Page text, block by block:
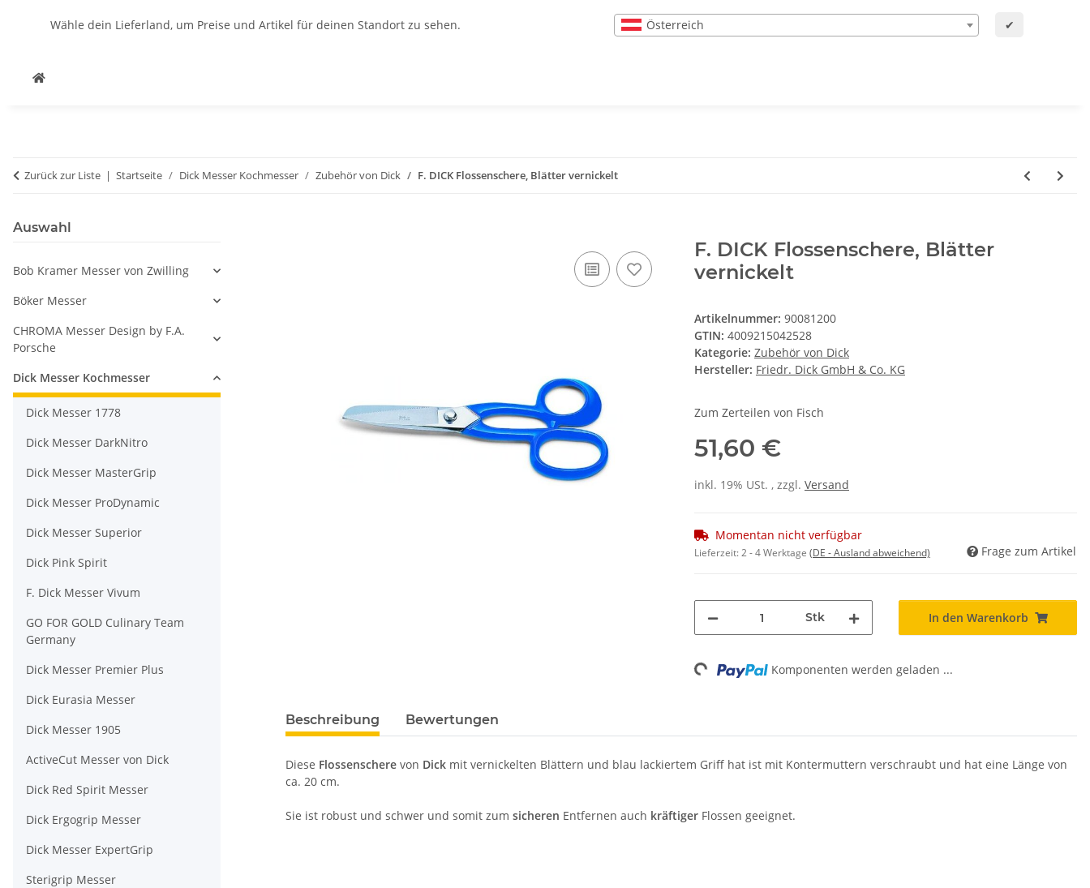
Wähle dein Lieferland, um Preise und Artikel für deinen Standort zu sehen. Österreich ✔
Zurück zur Liste Startseite Dick Messer Kochmesser Zubehör von Dick F. DICK Flossenschere, Blätter vernickelt
F. DICK Flossenschere, Blätter
vernickelt
Artikelnummer: 90081200
GTIN: 4009215042528
Kategorie: Zubehör von Dick
Hersteller: Friedr. Dick GmbH & Co. KG
Zum Zerteilen von Fisch
51,60 €
inkl. 19% USt. , zzgl. Versand
Momentan nicht verfügbar
Lieferzeit:2 - 4 Werktage (DE - Ausland abweichend) Frage zum Artikel
Stk In den Warenkorb
Loading... Komponenten werden geladen ...
Beschreibung Bewertungen
Diese Flossenschere von Dick mit vernickelten Blättern und blau lackiertem Griff hat ist mit Kontermuttern verschraubt und hat eine Länge von
ca. 20 cm.
Sie ist robust und schwer und somit zum sicheren Entfernen auch kräftiger Flossen geeignet.
Auswahl
Bob Kramer Messer von Zwilling
Böker Messer
CHROMA Messer Design by F.A.
Porsche
Dick Messer Kochmesser
Dick Messer 1778
Dick Messer DarkNitro
Dick Messer MasterGrip
Dick Messer ProDynamic
Dick Messer Superior
Dick Pink Spirit
F. Dick Messer Vivum
GO FOR GOLD Culinary Team
Germany
Dick Messer Premier Plus
Dick Eurasia Messer
Dick Messer 1905
ActiveCut Messer von Dick
Dick Red Spirit Messer
Dick Ergogrip Messer
Dick Messer ExpertGrip
Sterigrip Messer